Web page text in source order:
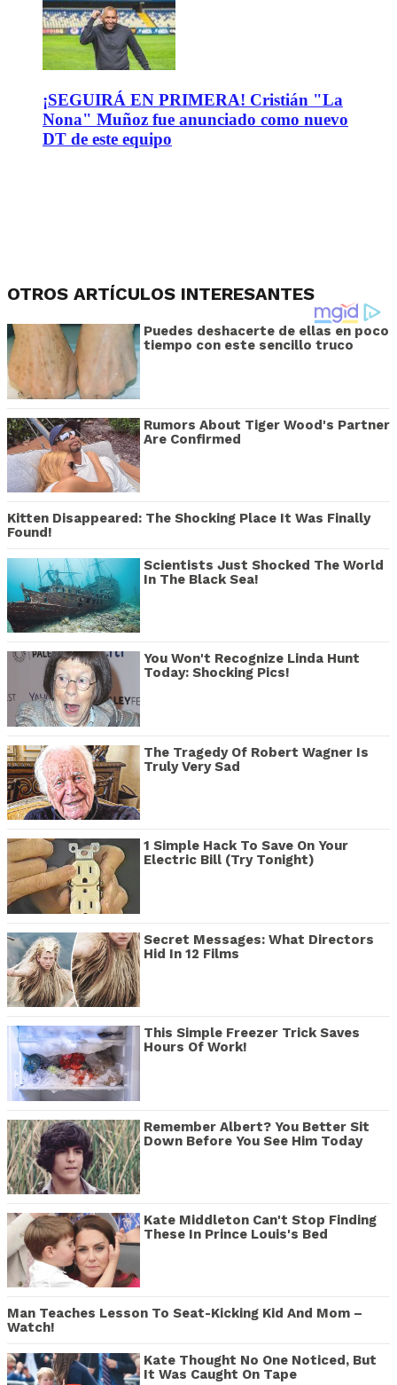
¡SEGUIRÁ EN PRIMERA! Cristián "La
Nona" Muñoz fue anunciado como nuevo
DT de este equipo
OTROS ARTÍCULOS INTERESANTES
Puedes deshacerte de ellas en poco
tiempo con este sencillo truco
Rumors About Tiger Wood's Partner
Are Confirmed
Kitten Disappeared: The Shocking Place It Was Finally
Found!
Scientists Just Shocked The World
In The Black Sea!
You Won't Recognize Linda Hunt
Today: Shocking Pics!
The Tragedy Of Robert Wagner Is
Truly Very Sad
1 Simple Hack To Save On Your
Electric Bill (Try Tonight)
Secret Messages: What Directors
Hid In 12 Films
This Simple Freezer Trick Saves
Hours Of Work!
Remember Albert? You Better Sit
Down Before You See Him Today
Kate Middleton Can't Stop Finding
These In Prince Louis's Bed
Man Teaches Lesson To Seat-Kicking Kid And Mom –
Watch!
Kate Thought No One Noticed, But
It Was Caught On Tape